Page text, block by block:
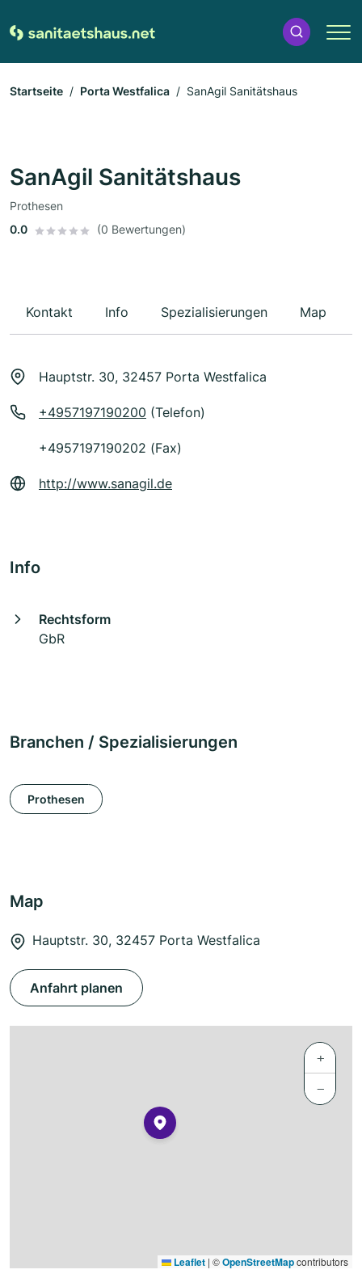
Startseite Porta Westfalica SanAgil Sanitätshaus
SanAgil Sanitätshaus
Prothesen
0.0
(0 Bewertungen)
Kontakt Info Spezialisierungen Map
Hauptstr. 30, 32457 Porta Westfalica
+4957197190200 (Telefon)
+4957197190202 (Fax)
http://www.sanagil.de
Info
Rechtsform
GbR
Branchen / Spezialisierungen
Prothesen
Map
Hauptstr. 30, 32457 Porta Westfalica
Anfahrt planen
+
−
Leaflet | ©OpenStreetMapcontributors